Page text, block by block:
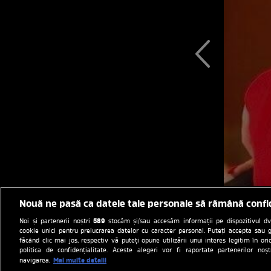
Nouă ne pasă ca datele tale personale să rămână
Noi și partenerii noștri589 stocăm și/sau accesăm informații pe dispozitivul
cookie unici pentru prelucrarea datelor cu caracter personal. Puteți accepta sau
făcând clic mai jos, respectiv vă puteți opune utilizării unui interes legitim în
politica de confidențialitate. Aceste alegeri vor fi raportate partenerilor
navigarea. Mai multe detalii